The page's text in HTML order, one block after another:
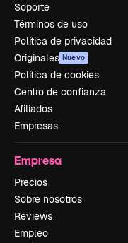
Soporte
Términos de uso
Política de privacidad
Originales Nuevo
Política de cookies
Centro de confianza
Afiliados
Empresas
Empresa
Precios
Sobre nosotros
Reviews
Empleo